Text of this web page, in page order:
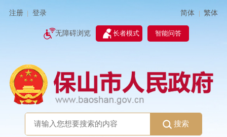
注册 登录 简体 | 繁体
无障碍浏览 长者模式 智能问答
搜索